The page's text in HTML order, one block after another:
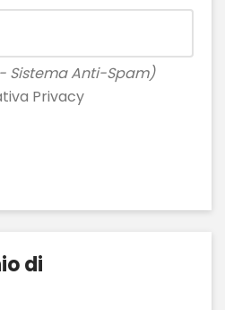
Sistema Anti-Spam)
Privacy
di